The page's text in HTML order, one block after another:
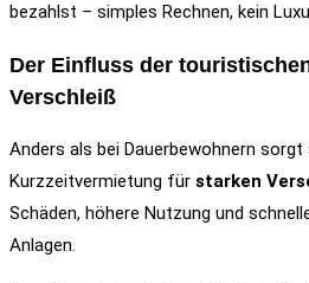
bezahlst – simples Rechnen, kein
Der Einfluss der
Verschleiß
Anders als bei Dauerbewohnern sorgt
Kurzzeitvermietung für starken
Schäden, höhere Nutzung und
Anlagen.